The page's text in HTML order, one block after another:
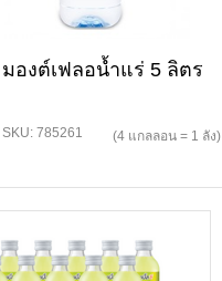
มองต์เฟลอน้ำแร่ 5 ลิตร
SKU: 785261 (4 แกลลอน = 1 ลัง)